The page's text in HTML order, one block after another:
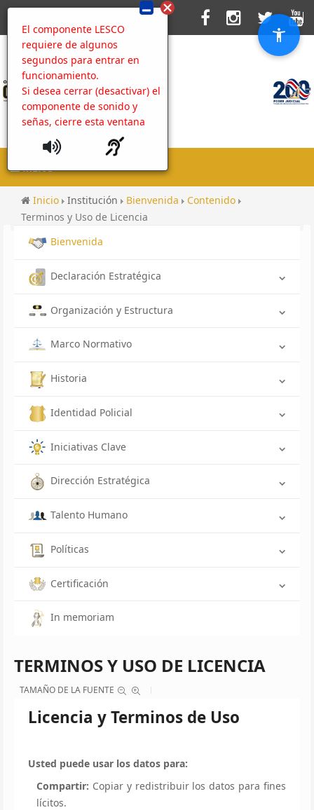
El componente LESCO
requiere de algunos
segundos para entrar en
funcionamiento.
Si desea cerrar (desactivar) el
componente de sonido y
señas, cierre esta ventana
MENU
Inicio Institución Bienvenida
Contenido
Terminos y Uso de Licencia
Bienvenida
Declaración Estratégica
Organización y Estructura
Marco Normativo
Historia
Identidad Policial
Iniciativas Clave
Dirección Estratégica
Talento Humano
Políticas
Certificación
In memoriam
TERMINOS Y USO DE LICENCIA
TAMAÑO DE LA FUENTE
Licencia y Terminos de Uso
Usted puede usar los datos para:
Compartir: Copiar y redistribuir los datos para fines
lícitos.